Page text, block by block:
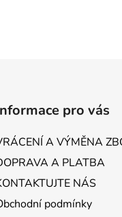
pro vás
A VÝMĚNA
A PLATBA
NÁS
podmínky